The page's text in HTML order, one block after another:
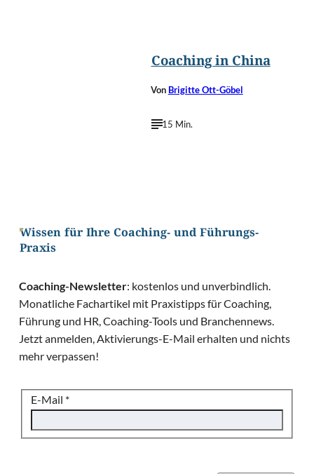
Coaching in China
Von Brigitte Ott-Göbel
15 Min.
Wissen für Ihre Coaching- und Führungs-
Praxis
Coaching-Newsletter: kostenlos und unverbindlich.
Monatliche Fachartikel mit Praxistipps für Coaching,
Führung und HR, Coaching-Tools und Branchennews.
Jetzt anmelden, Aktivierungs-E-Mail erhalten und nichts
mehr verpassen!
E-Mail *